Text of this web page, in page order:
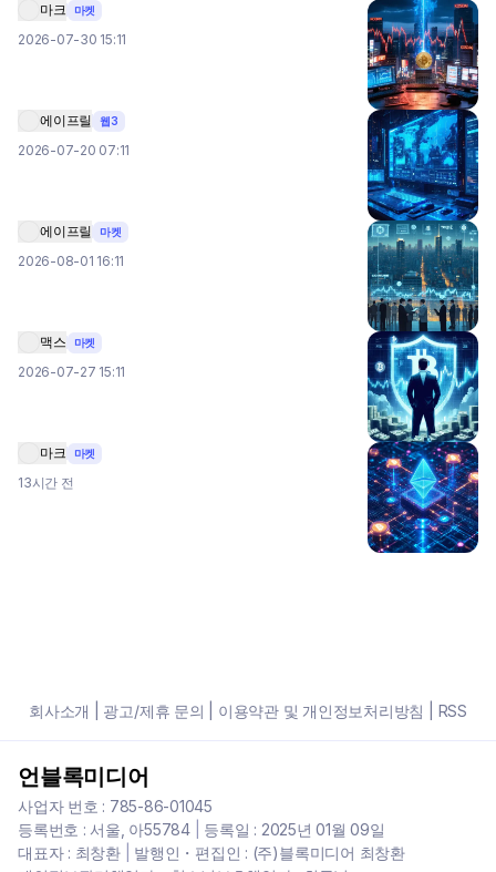
마크 마켓
2026-07-30 15:11
에이프릴 웹3
2026-07-20 07:11
에이프릴 마켓
2026-08-01 16:11
맥스 마켓
2026-07-27 15:11
마크 마켓
13시간 전
회사소개 광고/제휴 문의 이용약관 및 개인정보처리방침 RSS
언블록미디어
사업자 번호 : 785-86-01045
등록번호 : 서울, 아55784| 등록일 : 2025년 01월 09일
대표자 : 최창환| 발행인・편집인 : (주)블록미디어 최창환